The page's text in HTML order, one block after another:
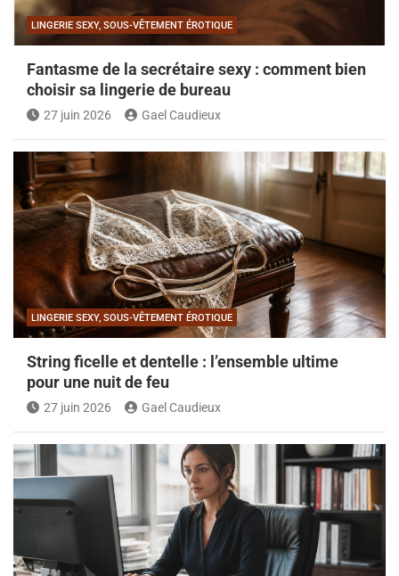
LINGERIE SEXY, SOUS-VÊTEMENT ÉROTIQUE
Fantasme de la secrétaire sexy : comment bien
choisir sa lingerie de bureau
27 juin 2026 Gael Caudieux
LINGERIE SEXY, SOUS-VÊTEMENT ÉROTIQUE
String ficelle et dentelle : l’ensemble ultime
pour une nuit de feu
27 juin 2026 Gael Caudieux